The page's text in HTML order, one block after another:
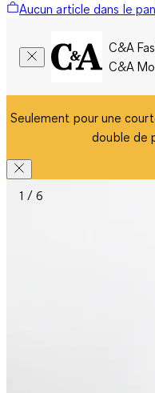
Aucun article dans le
C&A
C&A
Seulement pour une
double de
1 / 6